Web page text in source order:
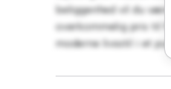
beliggenhed vil du
overkommelig pris til
moderne livsstil i et